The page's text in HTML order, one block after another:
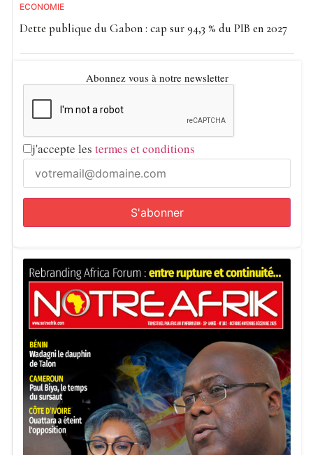
ECONOMIE
Dette publique du Gabon : cap sur 94,3 % du PIB en 2027
Abonnez vous à notre newsletter
j'accepte les termes et conditions